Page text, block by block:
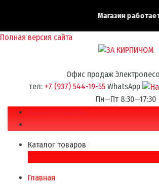
Магазин
Полная версия сайта
Офис продаж
тел: +7 (937) 544-19-55 WhatsApp
Пн—Пт 8:30—17:30
Каталог товаров
Каталог товаров
×
Главная